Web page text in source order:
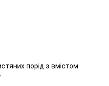
порід з вмістом